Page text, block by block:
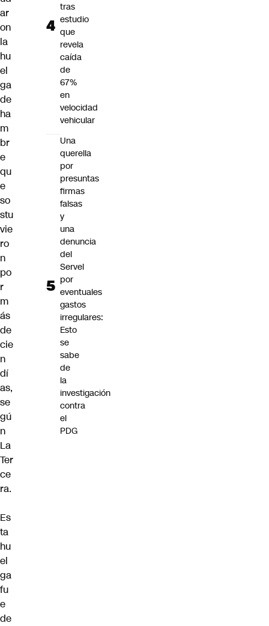
ar
on
la
hu
el
ga
de
ha
m
br
e
qu
e
so
stu
vie
ro
n
po
r
m
ás
de
cie
n
dí
as,
se
gú
n
La
Ter
ce
ra.
Es
ta
hu
el
ga
fu
e
de
tras
estudio
que
revela
caída
de
67%
en
velocidad
vehicular
Una
querella
por
presuntas
firmas
falsas
y
una
denuncia
del
Servel
por
eventuales
gastos
irregulares:
Esto
se
sabe
de
la
investigación
contra
el
PDG